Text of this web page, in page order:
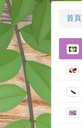
首頁